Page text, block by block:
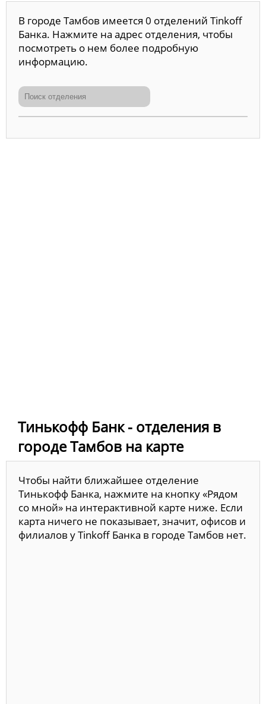
В городе Тамбов имеется 0 отделений Tinkoff
Банка. Нажмите на адрес отделения, чтобы
посмотреть о нем более подробную
информацию.
Тинькофф Банк - отделения в
городе Тамбов на карте
Чтобы найти ближайшее отделение
Тинькофф Банка, нажмите на кнопку «Рядом
со мной» на интерактивной карте ниже. Если
карта ничего не показывает, значит, офисов и
филиалов у Tinkoff Банка в городе Тамбов нет.